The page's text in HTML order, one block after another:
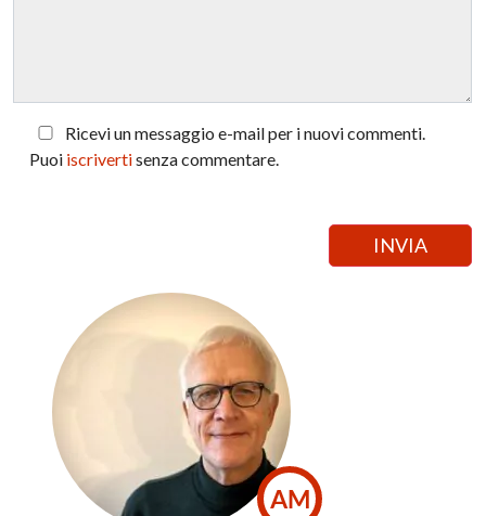
Ricevi un messaggio e-mail per i nuovi commenti.
Puoi iscrivertisenza commentare.
AM